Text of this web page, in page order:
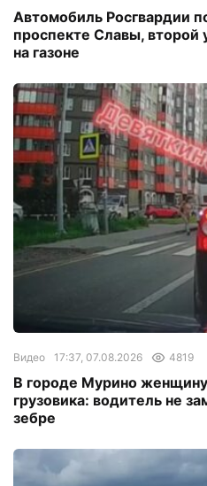
Автомобиль Росгвардии
проспекте Славы, второй
на газоне
Видео 17:37, 07.08.2026 4819
В городе Мурино
грузовика: водитель не
зебре